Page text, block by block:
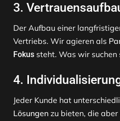
3.
Der Aufbau einer
Vertriebs. Wir agieren als
Fokus steht. Was wir
4.
Jeder Kunde hat
Lösungen zu bieten, die